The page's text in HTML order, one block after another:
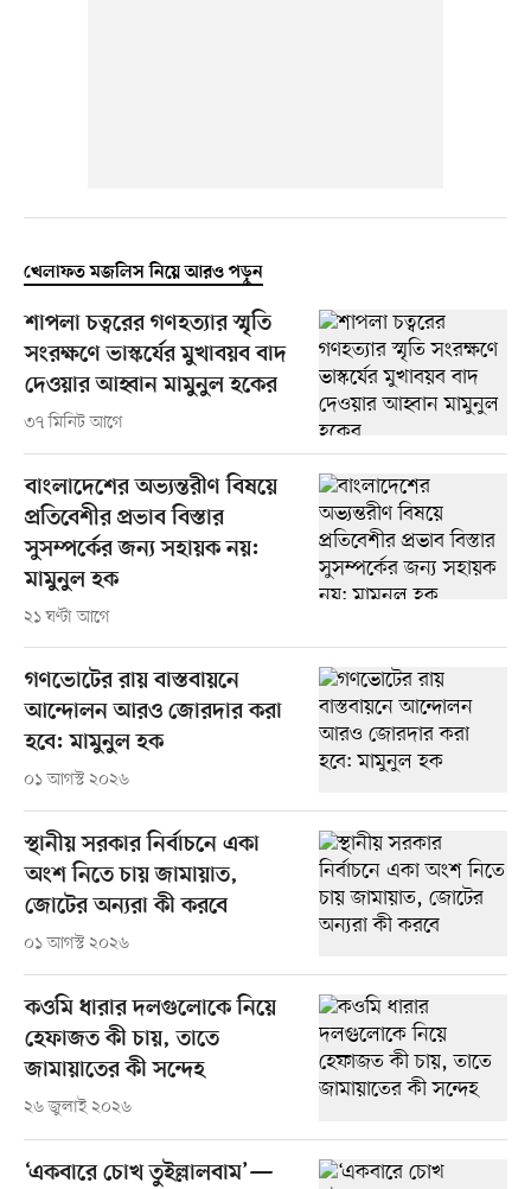
খেলাফত মজলিস নিয়ে আরও পড়ুন
শাপলা চত্বরের গণহত্যার স্মৃতি
সংরক্ষণে ভাস্কর্যের মুখাবয়ব বাদ
দেওয়ার আহ্বান মামুনুল হকের
৩৭ মিনিট আগে
বাংলাদেশের অভ্যন্তরীণ বিষয়ে
প্রতিবেশীর প্রভাব বিস্তার
সুসম্পর্কের জন্য সহায়ক নয়:
মামুনুল হক
২১ ঘণ্টা আগে
গণভোটের রায় বাস্তবায়নে
আন্দোলন আরও জোরদার করা
হবে: মামুনুল হক
০১ আগস্ট ২০২৬
স্থানীয় সরকার নির্বাচনে একা
অংশ নিতে চায় জামায়াত,
জোটের অন্যরা কী করবে
০১ আগস্ট ২০২৬
কওমি ধারার দলগুলোকে নিয়ে
হেফাজত কী চায়, তাতে
জামায়াতের কী সন্দেহ
২৬ জুলাই ২০২৬
‘একবারে চোখ তুইল্লালবাম’—